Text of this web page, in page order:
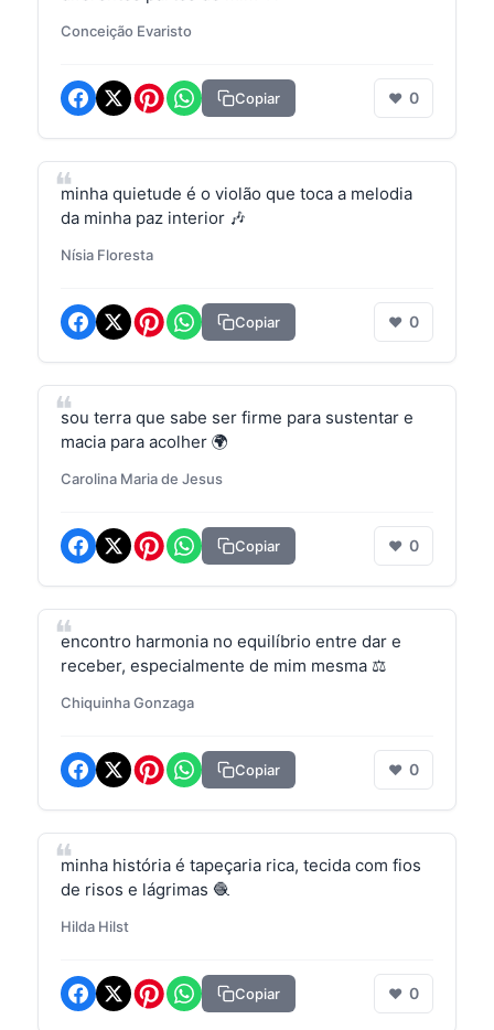
Conceição Evaristo
Copiar ❤ 0
minha quietude é o violão que toca a melodia
da minha paz interior 🎶
Nísia Floresta
Copiar ❤ 0
sou terra que sabe ser firme para sustentar e
macia para acolher 🌍
Carolina Maria de Jesus
Copiar ❤ 0
encontro harmonia no equilíbrio entre dar e
receber, especialmente de mim mesma ⚖️
Chiquinha Gonzaga
Copiar ❤ 0
minha história é tapeçaria rica, tecida com fios
de risos e lágrimas 🧶
Hilda Hilst
Copiar ❤ 0